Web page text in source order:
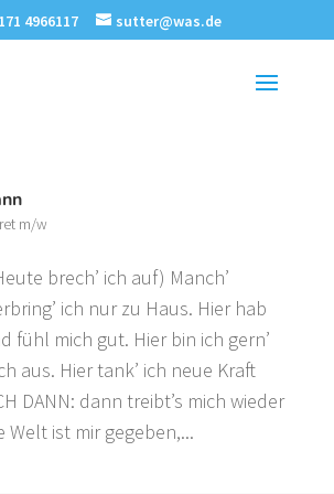
4966117 sutter@was.de
m/w
brech’ ich auf) Manch’
ich nur zu Haus. Hier hab
fühl mich gut. Hier bin ich gern’
aus. Hier tank’ ich neue Kraft
DANN: dann treibt’s mich wieder
Welt ist mir gegeben,...